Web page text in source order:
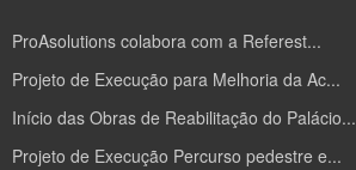
ProAsolutions colabora com a Referest...
Projeto de Execução para Melhoria da Ac...
Início das Obras de Reabilitação do Palácio...
Projeto de Execução Percurso pedestre e...